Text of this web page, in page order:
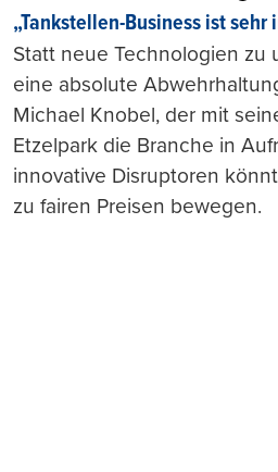
„Tankstellen-Business ist
Statt neue Technologien zu
eine absolute
Michael Knobel, der mit
Etzelpark die Branche in
innovative Disruptoren
zu fairen Preisen bewegen.